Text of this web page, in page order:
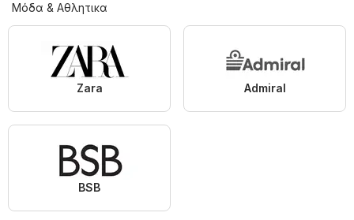
Μόδα & Aθλητικα
Zara Admiral
BSB